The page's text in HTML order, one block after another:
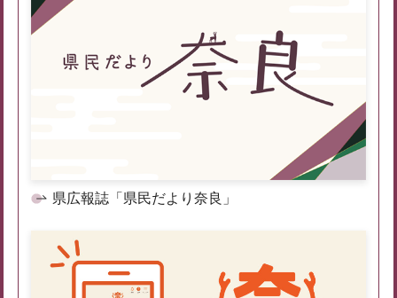
県広報誌「県民だより奈良」